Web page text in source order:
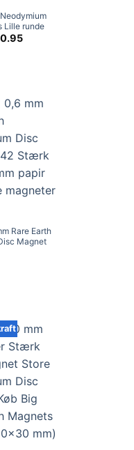
Lille runde
til
Prisklasse:
Rare Earth
Magnet
0,6 mm papir
udsalg